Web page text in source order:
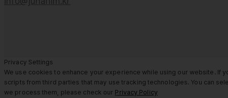
Privacy Settings
We use cookies to enhance your experience while using our website. If
scripts from third parties that may use tracking technologies. You can
we process them, please check our Privacy Policy